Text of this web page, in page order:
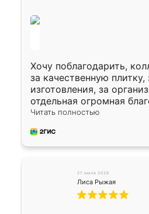
Хочу поблагодарить,
за качественную плитку,
изготовления, за
отдельная огромная
укладку плитки Оганесу,
Читать полностью
27 июля 2026
Лиса Рыжая